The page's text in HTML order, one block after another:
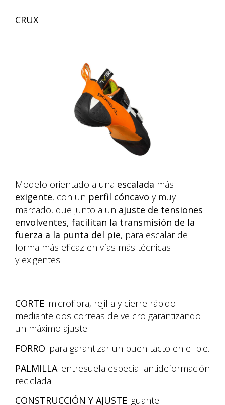
CRUX
Modelo orientado a una escalada más
exigente, con un perfil cóncavo y muy
marcado, que junto a un ajuste de tensiones
envolventes, facilitan la transmisión de la
fuerza a la punta del pie, para escalar de
forma más eficaz en vías más técnicas
y exigentes.
CORTE: microfibra, rejilla y cierre rápido
mediante dos correas de velcro garantizando
un máximo ajuste.
FORRO: para garantizar un buen tacto en el pie.
PALMILLA: entresuela especial antideformación
reciclada.
CONSTRUCCIÓN Y AJUSTE: guante.